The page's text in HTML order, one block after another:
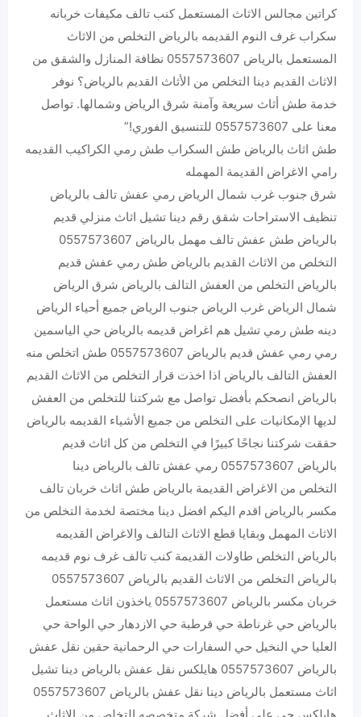
كراتين مجالس الاثاث المستعمل كنب تالف مكيفات خربانه
سكراب غرف النوم القديمه بالرياض التخلص من الاثاث
المستعمل بالرياض 0557573607 نظافة المنازل والشقق من
الاثاث القديم دينا التخلص من الأثاث القديم بالرياض؟ نوفر
خدمة طش أثاث سريعة وآمنة شرق الرياض وشمالها. تواصل
معنا على 0557573607 للتنسيق الفوري!”
طش اثاث بالرياض طش السكراب طش رمي الكراكيب القديمه
رامي الاغراض القديمة المهمله
شرق جنوب غرب شمال الرياض رمي عفش تالف بالرياض
تنظيف الاستراحات شقق رقم دينا تشيل اثاث منزلي قديم
بالرياض طش عفش تالف مهمل بالرياض 0557573607
التخلص من الاثاث القديم بالرياض طش رمي عفش قديم
بالرياض التخلص من العفش التالف بالرياض شرق الرياض
شمال الرياض غرب الرياض جنوب الرياض جميع أحياء الرياض
دينه طش رمي تشيل هم اغراض قديمه بالرياض حي الياسمين
رمي رمي عفش قديم بالرياض 0557573607 طش اتخلص منه
العفش التالف بالرياض اذا اخذت قرار التخلص من الاثاث القديم
بالرياض انصحكم بأفضل تواصل مع شركتنا للتخلص من العفش
لديها الإمكانيات على التخلص من جميع الأشياء القديمه بالرياض
حققت شركتنا نجاحًا كبيرًا في التخلص من كل اثاث قديم
بالرياض 0557573607 ‏رمي عفش تالف بالرياض دينا
التخلص من الاغراض القديمة بالرياض طش اثاث خربان تالف
مكسر بالرياض اقدم اليكم افضل دينا مختصة لخدمة التخلص من
الاثاث المهمل وبقايا قطع الاثاث التالف والاغراض القديمه
بالرياض التخلص طاولات القديمة كنب تالف غرف نوم قديمه
بالرياض التخلص من الاثاث القديم بالرياض 0557573607
خربان مكسر بالرياض 0557573607 ياخذون اثاث مستعمل
بالرياض حي غرناطة حي قرطبة حي الازدهار حي الواحة حي
العليا حي النخيل حي السفارات حي الرحمانية حقين نقل عفش
بالرياض 0557573607 هايلكس نقل عفش بالرياض دينا تشيل
اثاث مستعمل بالرياض دينا نقل عفش بالرياض 0557573607